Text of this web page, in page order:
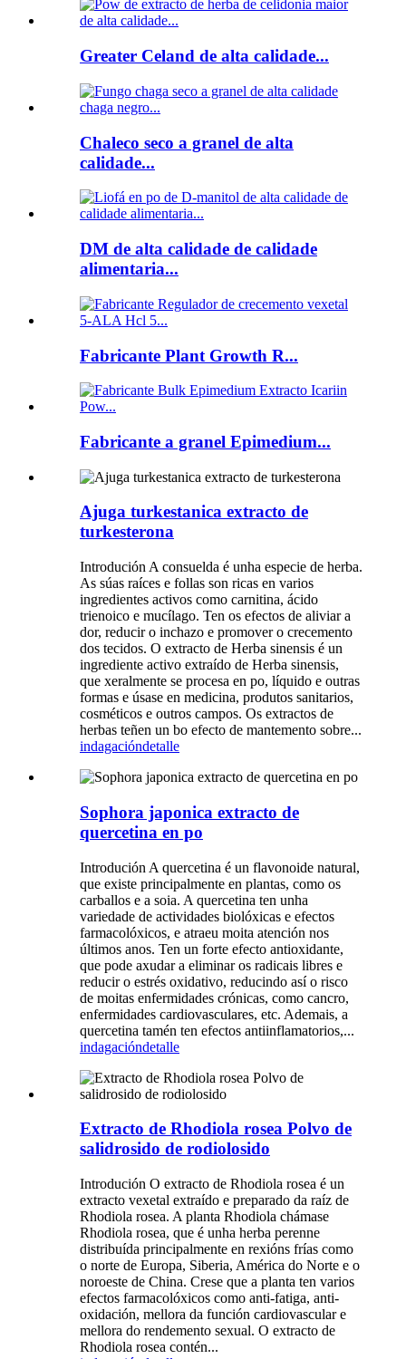
Greater Celand de alta calidade...
Chaleco seco a granel de alta
calidade...
DM de alta calidade de calidade
alimentaria...
Fabricante Plant Growth R...
Fabricante a granel Epimedium...
Ajuga turkestanica extracto de
turkesterona
Introdución A consuelda é unha especie de herba.
As súas raíces e follas son ricas en varios
ingredientes activos como carnitina, ácido
trienoico e mucílago. Ten os efectos de aliviar a
dor, reducir o inchazo e promover o crecemento
dos tecidos. O extracto de Herba sinensis é un
ingrediente activo extraído de Herba sinensis,
que xeralmente se procesa en po, líquido e outras
formas e úsase en medicina, produtos sanitarios,
cosméticos e outros campos. Os extractos de
herbas teñen un bo efecto de mantemento sobre...
indagacióndetalle
Sophora japonica extracto de
quercetina en po
Introdución A quercetina é un flavonoide natural,
que existe principalmente en plantas, como os
carballos e a soia. A quercetina ten unha
variedade de actividades biolóxicas e efectos
farmacolóxicos, e atraeu moita atención nos
últimos anos. Ten un forte efecto antioxidante,
que pode axudar a eliminar os radicais libres e
reducir o estrés oxidativo, reducindo así o risco
de moitas enfermidades crónicas, como cancro,
enfermidades cardiovasculares, etc. Ademais, a
quercetina tamén ten efectos antiinflamatorios,...
indagacióndetalle
Extracto de Rhodiola rosea Polvo de
salidrosido de rodiolosido
Introdución O extracto de Rhodiola rosea é un
extracto vexetal extraído e preparado da raíz de
Rhodiola rosea. A planta Rhodiola chámase
Rhodiola rosea, que é unha herba perenne
distribuída principalmente en rexións frías como
o norte de Europa, Siberia, América do Norte e o
noroeste de China. Crese que a planta ten varios
efectos farmacolóxicos como anti-fatiga, anti-
oxidación, mellora da función cardiovascular e
mellora do rendemento sexual. O extracto de
Rhodiola rosea contén...